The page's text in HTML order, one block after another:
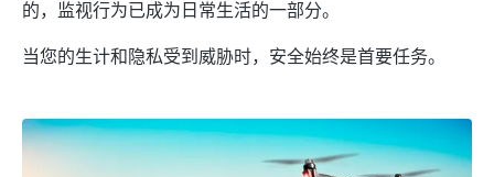
的，监视行为已成为日常生活的一部分。
当您的生计和隐私受到威胁时，安全始终是首要任务。